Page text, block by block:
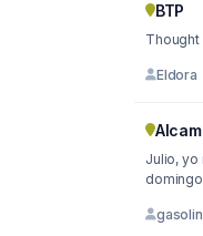
BTP
Thought
Eldora
Julio, yo